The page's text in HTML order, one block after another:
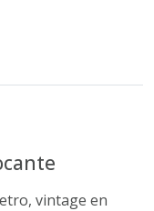
vintage en